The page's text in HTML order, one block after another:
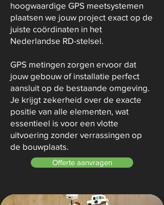
hoogwaardige GPS meetsystemen
plaatsen we jouw project exact op de
juiste coördinaten in het
Nederlandse RD-stelsel.
GPS metingen zorgen ervoor dat
jouw gebouw of installatie perfect
aansluit op de bestaande omgeving.
Je krijgt zekerheid over de exacte
positie van alle elementen, wat
essentieel is voor een vlotte
uitvoering zonder verrassingen op
de bouwplaats.
Offerte aanvragen